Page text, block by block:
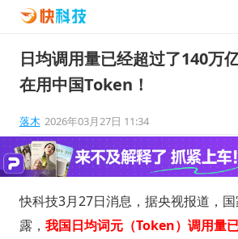
日均调用量已经超过了140万
在用中国Token！
落木 2026年03月27日 11:34
快科技3月27日消息，据央视报道，
露， 我国日均词元（Token）调用量